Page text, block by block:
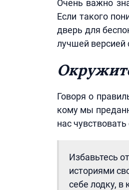
Очень важно
Если такого
дверь для
лучшей версией
Говоря о
кому мы
нас
Избавьтесь
историями
себе лодку, в